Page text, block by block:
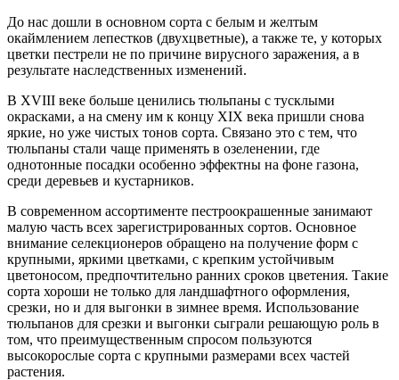
До нас дошли в основном сорта с белым и желтым
окаймлением лепестков (двухцветные), а также те, у которых
цветки пестрели не по причине вирусного заражения, а в
результате наследственных изменений.
В XVIII веке больше ценились тюльпаны с тусклыми
окрасками, а на смену им к концу XIX века пришли снова
яркие, но уже чистых тонов сорта. Связано это с тем, что
тюльпаны стали чаще применять в озеленении, где
однотонные посадки особенно эффектны на фоне газона,
среди деревьев и кустарников.
В современном ассортименте пестроокрашенные занимают
малую часть всех зарегистрированных сортов. Основное
внимание селекционеров обращено на получение форм с
крупными, яркими цветками, с крепким устойчивым
цветоносом, предпочтительно ранних сроков цветения. Такие
сорта хороши не только для ландшафтного оформления,
срезки, но и для выгонки в зимнее время. Использование
тюльпанов для срезки и выгонки сыграли решающую роль в
том, что преимущественным спросом пользуются
высокорослые сорта с крупными размерами всех частей
растения.